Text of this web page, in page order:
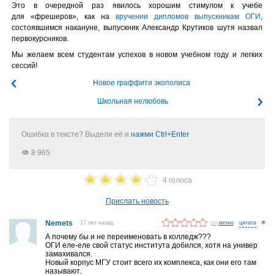
Это в очередной раз явилось хорошим стимулом к учебе
для «фрешеров», как на вручении дипломов выпускникам ОГИ
состоявшимся накануне, выпускник Александр Крутиков шутя назвал
первокурсников.
Мы желаем всем студентам успехов в новом учебном году и легких
сессий!
Новое граффити экополиса
Школьная нелюбовь
Ошибка в тексте? Выдели её и нажми Ctrl+Enter
8 965
4 голоса
Прислать новость
Nemets 17 лет назад лично #
А почему бы и не переименовать в колледж???
ОГИ еле-еле свой статус института добился, хотя на универ
замахивался.
Новый корпус МГУ стоит всего их комплекса, как они его там
называют.